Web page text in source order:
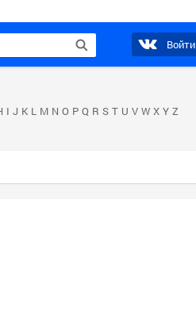
Войти
I J K L M N O P Q R S T U V W X Y Z